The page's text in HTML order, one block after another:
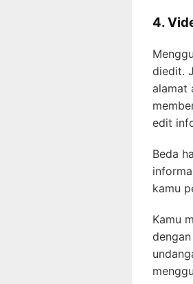
4.
diedit.
alamat
edit
Beda
kamu
Kamu